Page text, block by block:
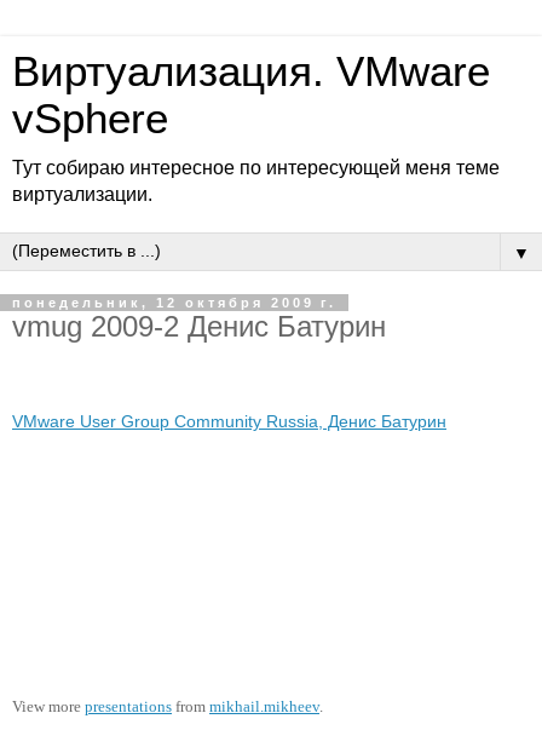
Виртуализация. VMware
vSphere
Тут собираю интересное по интересующей меня теме
виртуализации.
▼
понедельник, 12 октября 2009 г.
vmug 2009-2 Денис Батурин
VMware User Group Community Russia, Денис Батурин
View more presentations from mikhail.mikheev.